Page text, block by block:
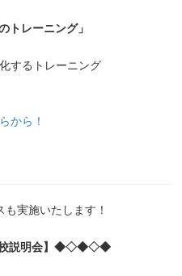
トレーニング」
するトレーニング
から！
実施いたします！
説明会】◆◇◆◇◆